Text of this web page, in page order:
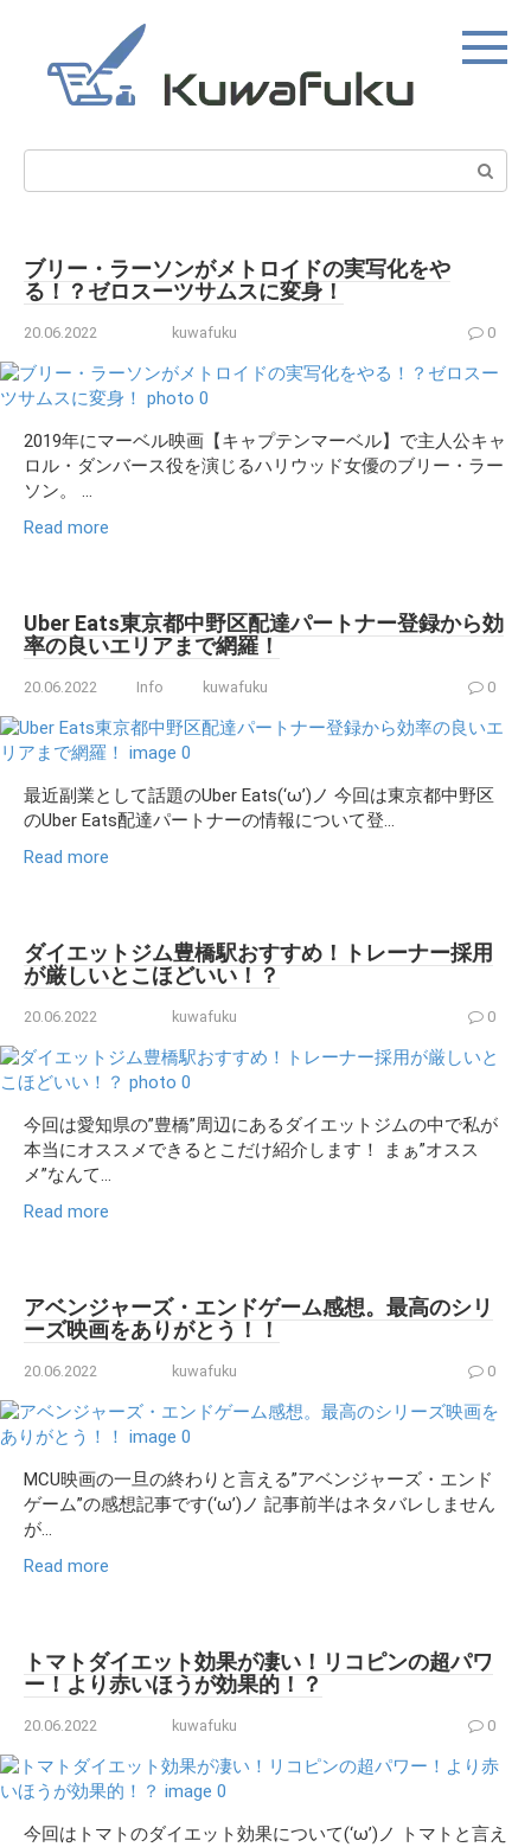
content
Search:
ブリー・ラーソンがメトロイドの実写化をや
る！？ゼロスーツサムスに変身！
20.06.2022 kuwafuku 0
2019年にマーベル映画【キャプテンマーベル】で主人公キャ
ロル・ダンバース役を演じるハリウッド女優のブリー・ラー
ソン。 ...
Read more
Uber Eats東京都中野区配達パートナー登録から効
率の良いエリアまで網羅！
20.06.2022 Info kuwafuku 0
最近副業として話題のUber Eats(‘ω’)ノ 今回は東京都中野区
のUber Eats配達パートナーの情報について登...
Read more
ダイエットジム豊橋駅おすすめ！トレーナー採用
が厳しいとこほどいい！？
20.06.2022 kuwafuku 0
今回は愛知県の”豊橋”周辺にあるダイエットジムの中で私が
本当にオススメできるとこだけ紹介します！ まぁ”オスス
メ”なんて...
Read more
アベンジャーズ・エンドゲーム感想。最高のシリ
ーズ映画をありがとう！！
20.06.2022 kuwafuku 0
MCU映画の一旦の終わりと言える”アベンジャーズ・エンド
ゲーム”の感想記事です(‘ω’)ノ 記事前半はネタバレしません
が...
Read more
トマトダイエット効果が凄い！リコピンの超パワ
ー！より赤いほうが効果的！？
20.06.2022 kuwafuku 0
今回はトマトのダイエット効果について(‘ω’)ノ トマトと言え